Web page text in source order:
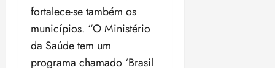
fortalece-se também os
municípios. “O Ministério
da Saúde tem um
programa chamado ‘Brasil